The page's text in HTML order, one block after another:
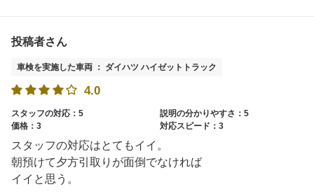
投稿者さん
車検を実施した車両 ： ダイハツ ハイゼットトラック
4.0
スタッフの対応：5
説明の分かりやすさ：5
価格：3
対応スピード：3
スタッフの対応はとてもイイ。
朝預けて夕方引取りが面倒でなければ
イイと思う。